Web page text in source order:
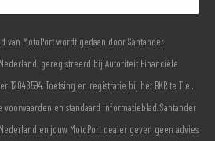
van MotoPort wordt gedaan door Santander
Nederland, geregistreerd bij Autoriteit Financiële
12048594. Toetsing en registratie bij het BKR te Tiel.
en standaard informatieblad. Santander
en jouw MotoPort dealer geven geen advies.